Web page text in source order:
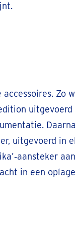
Zo
uitgevoerd in
in een